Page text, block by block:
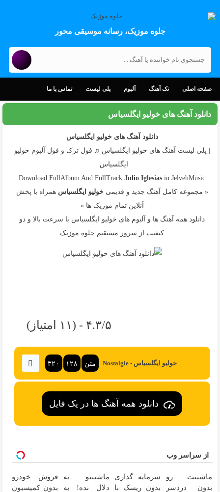
جلوه موزیک، رسانه موسیقی محور
صفحه اصلی تک آهنگ آلبوم پلی لیست تماس با ما
دانلود آهنگ های خولیو ایگلسیاس
دانلود آهنگ های خولیو ایگلسیاس
| پلی لیست آهنگ های خولیو ایگلسیاس ♫ فول ترک و فول آلبوم خولیو
ایگلسیاس |
Download FullAlbum And FullTrackJulio Iglesiasin JelvehMusic
« مجموعه کامل آهنگ جدید و قدیمیخولیو ایگلسیاس همراه با پخش
آنلاین تمام موزیک ها »
دانلود همه آهنگ ها و آلبوم های خولیو ایگلسیاس با سرعت بالا و دو
کیفیت از سرور مستقیم جلوه موزیک
۴.۳/۵ - (۱۱ امتیاز)
خولیو ایگلسیاس - Nostalgie متن ۱۲۸ ۳۲۰
دانلود همه آهنگ ها در یک فایل
از سراسر وب
ماشینت رو
بدون دردسر
سرمایه گذاری
بدون ریسک با
ماشینتو به
دلال نده! به
فروش خودرو
بدون کمیسیون